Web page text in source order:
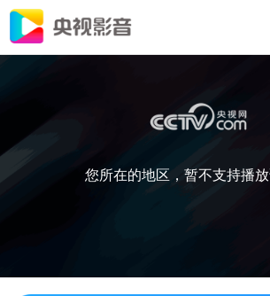
您所在的地区，暂不支持播